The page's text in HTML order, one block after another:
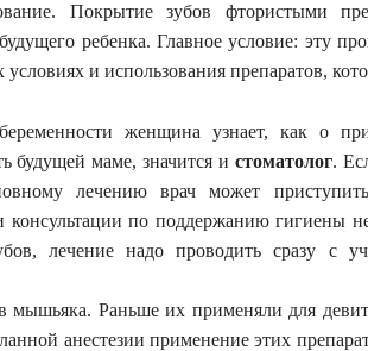
Покрытие зубов фтористыми
ребенка. Главное условие: эту
и использования препаратов,
женщина узнает, как о
будущей маме, значится и стоматолог.
лечению врач может
консультации по поддержанию гигиены
лечение надо проводить сразу с
мышьяка. Раньше их применяли для
анестезии применение этих